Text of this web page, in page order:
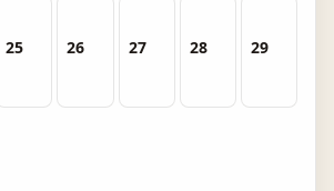
25 26 27 28 29